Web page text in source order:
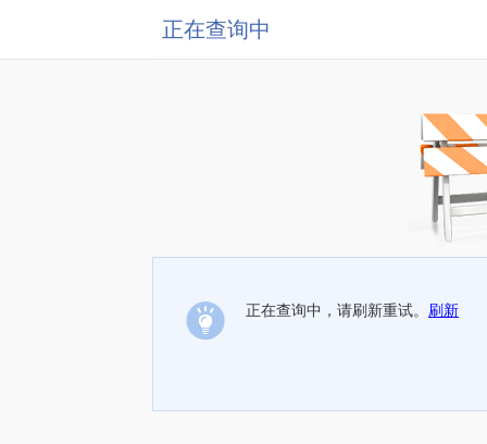
正在查询中
正在查询中，请刷新重试。 刷新